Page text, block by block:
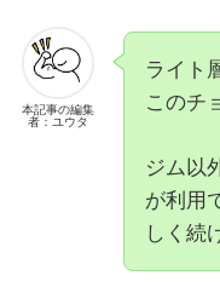
本記事の編集
者：ユウタ
ライト
このチ
ジム以
が利用
しく続